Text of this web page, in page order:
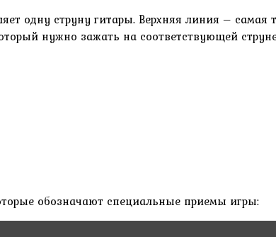
одну струну гитары. Верхняя линия – самая
нужно зажать на соответствующей струне.
обозначают специальные приемы игры: